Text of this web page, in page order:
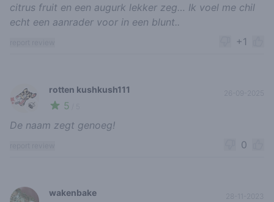
citrus fruit en een augurk lekker zeg… Ik voel me chil
echt een aanrader voor in een blunt..
+1
🍃
rotten kushkush111
5
De naam zegt genoeg!
0
wakenbake 28-11-2023